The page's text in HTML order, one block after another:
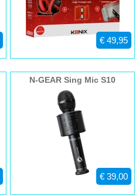
€ 49,95
N-GEAR Sing Mic S10
€ 39,00